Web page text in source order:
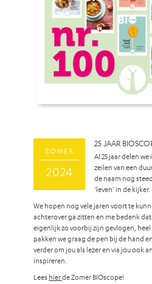
ZOMER
2024
25 JAAR
Al 25 jaar delen
zeilen van een
de naam nog
‘leven’ in de kijker.
We hopen nog vele jaren voort te
achterover ga zitten en me bedenk
eigenlijk zo voorbij zijn gevlogen,
pakken we graag de pen bij de hand
verder om jou als lezer en via jou ook
inspireren.
Leeshierde Zomer BIOscope!